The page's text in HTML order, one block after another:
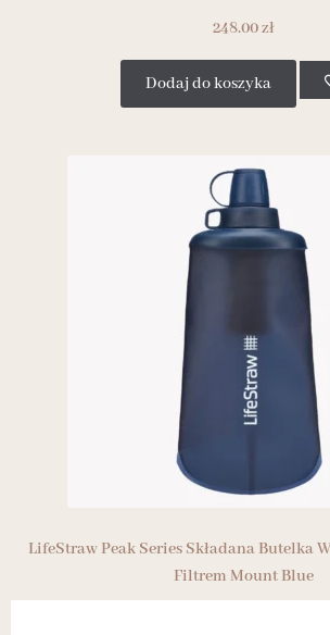
248.00zł
Dodaj do koszyka
LifeStraw Peak Series Składana Butelka
Filtrem Mount Blue